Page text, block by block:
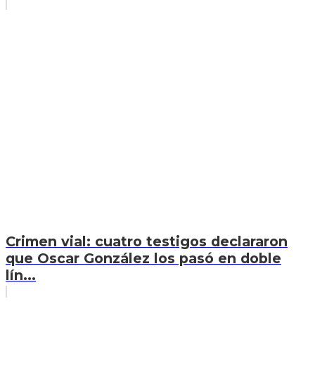
Crimen vial: cuatro testigos declararon
que Oscar González los pasó en doble
lín...